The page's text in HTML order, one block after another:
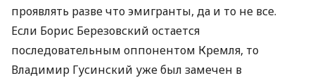
проявлять разве что эмигранты, да и то не все.
Если Борис Березовский остается
последовательным оппонентом Кремля, то
Владимир Гусинский уже был замечен в